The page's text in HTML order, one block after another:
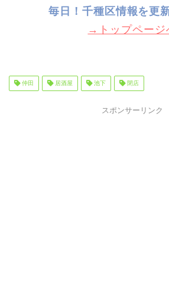
毎日！千種 区情報を更
→トップページ
仲田 居酒屋 池下 閉店
スポンサーリンク